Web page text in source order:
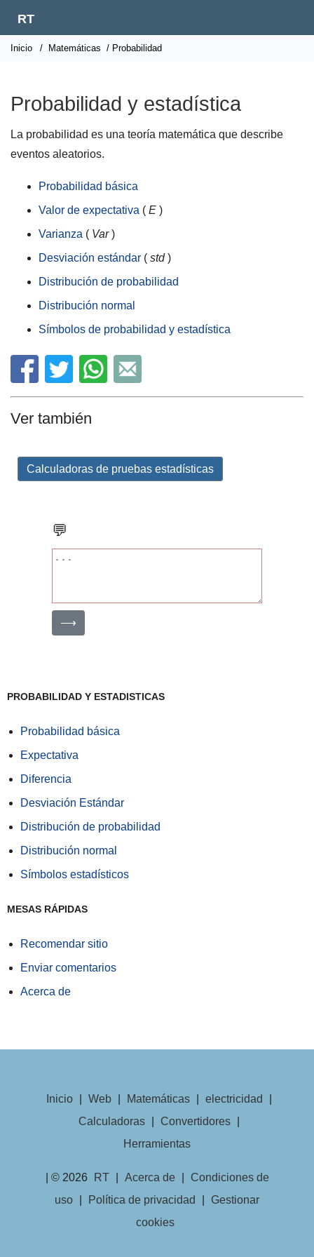
RT
Inicio / Matemáticas / Probabilidad
Probabilidad y estadística
La probabilidad es una teoría matemática que describe
eventos aleatorios.
Probabilidad básica
Valor de expectativa ( E )
Varianza ( Var)
Desviación estándar ( std)
Distribución de probabilidad
Distribución normal
Símbolos de probabilidad y estadística
Ver también
Calculadoras de pruebas estadísticas
💬
⟶
PROBABILIDAD Y ESTADISTICAS
Probabilidad básica
Expectativa
Diferencia
Desviación Estándar
Distribución de probabilidad
Distribución normal
Símbolos estadísticos
MESAS RÁPIDAS
Recomendar sitio
Enviar comentarios
Acerca de
Inicio Web Matemáticas electricidad
Calculadoras
Convertidores
Herramientas
| © 2026 RT Acerca de
Condiciones de
uso
Política de privacidad
Gestionar
cookies